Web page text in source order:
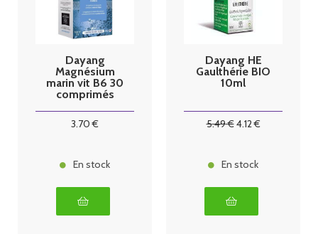
Dayang
Magnésium
marin vit B6 30
comprimés
3.70 €
En stock
Dayang HE
Gaulthérie BIO
10ml
5.49€4.12€
En stock